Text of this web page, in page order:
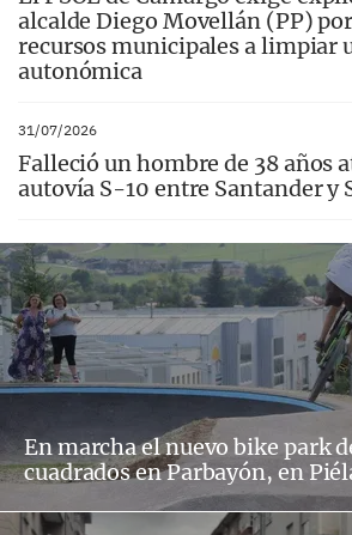
alcalde Diego Movellán (PP)
recursos municipales a limpiar
autonómica
31/07/2026
Falleció un hombre de 38 años
autovía S-10 entre Santander y
En marcha el nuevo bike park
cuadrados en Parbayón, en